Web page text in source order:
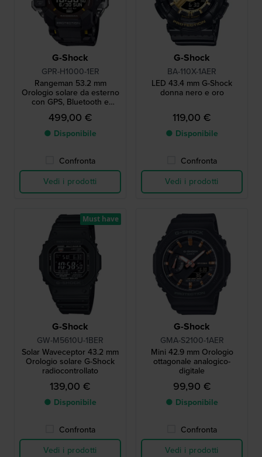
G-Shock
GPR-H1000-1ER
Rangeman 53.2 mm
Orologio solare da esterno
con GPS, Bluetooth e
cardiofrequenzimetro
499,00 €
● Disponibile
Confronta
Vedi i prodotti
G-Shock
BA-110X-1AER
LED 43.4 mm G-Shock
donna nero e oro
119,00 €
● Disponibile
Confronta
Vedi i prodotti
G-Shock
GW-M5610U-1BER
Solar Waveceptor 43.2 mm
Orologio solare G-Shock
radiocontrollato
139,00 €
● Disponibile
Confronta
Vedi i prodotti
Must have
G-Shock
GMA-S2100-1AER
Mini 42.9 mm Orologio
ottagonale analogico-
digitale
99,90 €
● Disponibile
Confronta
Vedi i prodotti